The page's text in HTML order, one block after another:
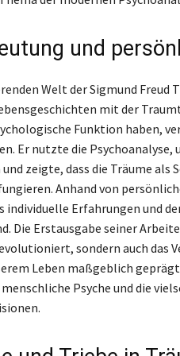
und
Welt der Sigmund Freud
mit der
Funktion haben,
Er nutzte die Psychoanalyse,
zeigte, dass die Träume als
Anhand von
individuelle Erfahrungen und
Die Erstausgabe seiner
sondern auch das
Leben maßgeblich
Psyche und die